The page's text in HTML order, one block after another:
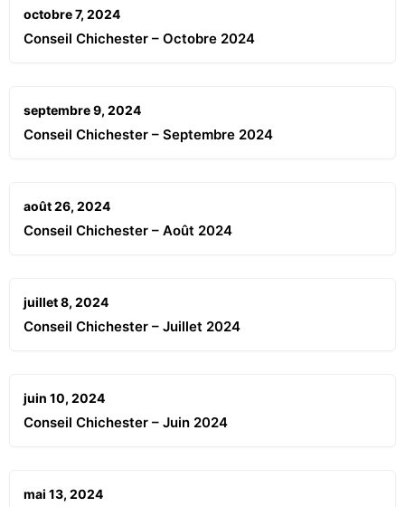
octobre 7, 2024
Conseil Chichester – Octobre 2024
septembre 9, 2024
Conseil Chichester – Septembre 2024
août 26, 2024
Conseil Chichester – Août 2024
juillet 8, 2024
Conseil Chichester – Juillet 2024
juin 10, 2024
Conseil Chichester – Juin 2024
mai 13, 2024